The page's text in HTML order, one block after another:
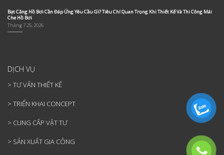
Qua
Bạt Căng Hồ Bơi Cần Đáp Ứng Yêu Cầu Gì? Tiêu Chí Quan Trọng Khi Thiết Kế Và Thi Công Mái
Che Hồ Bơi
Tháng 7 25, 2026
DỊCH VỤ
> TƯ VẤN THIẾT KẾ
> TRIỂN KHAI CONCEPT
> CUNG CẤP VẬT TƯ
> SẢN XUẤT GIA CÔNG